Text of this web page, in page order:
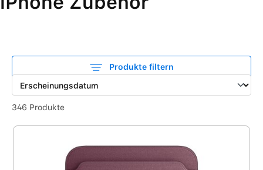
Produkte filtern
346 Produkte